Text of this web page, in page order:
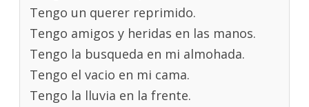
Tengo un querer reprimido.
Tengo amigos y heridas en las manos.
Tengo la busqueda en mi almohada.
Tengo el vacio en mi cama.
Tengo la lluvia en la frente.